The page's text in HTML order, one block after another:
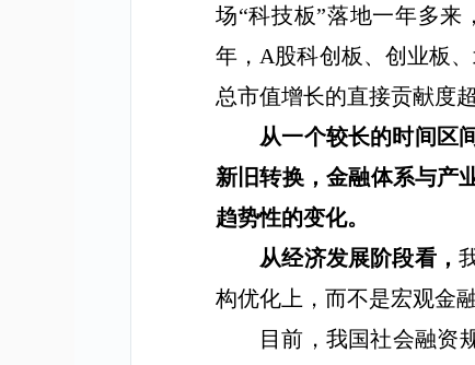
场“科技板”落地一年多来
年， A股科创板、创业板
总市值增长的直接贡献度
从一个较长的时间区
新旧转换，金融体系与产
趋势性的变化。
从经济发展阶段看，
构优化上，而不是宏观金
目前，我国社会融资